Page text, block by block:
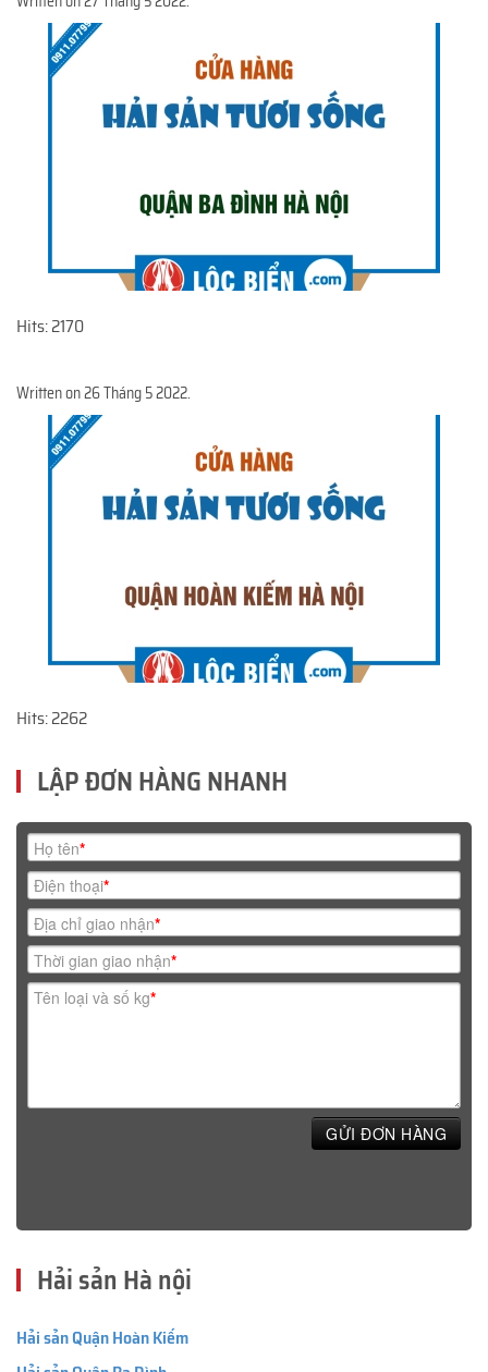
Hits: 2170
Written on26 Tháng 5 2022.
Hits: 2262
LẬP ĐƠN HÀNG NHANH
Họ tên*
Điện thoại*
Địa chỉ giao nhận*
Thời gian giao nhận*
Tên loại và số kg*
GỬI ĐƠN HÀNG
Hải sản Hà nội
Hải sản Quận Hoàn Kiếm